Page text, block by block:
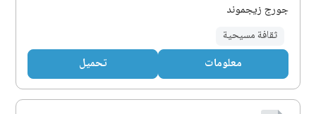
جورج زيجموند
ثقافة مسيحية
معلومات تحميل